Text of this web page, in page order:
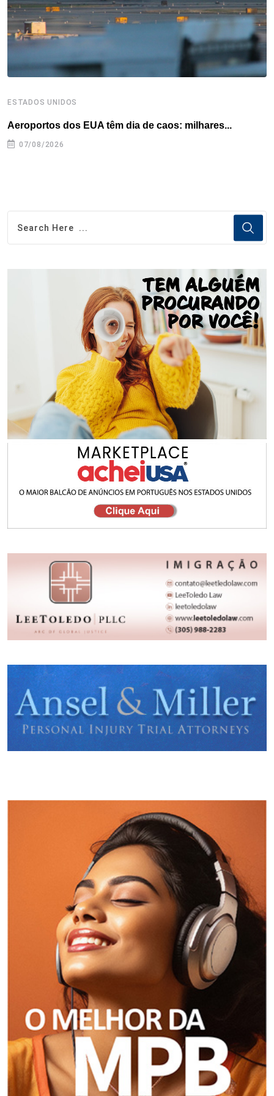
t
ESTADOS UNIDOS
Aeroportos dos EUA têm dia de caos: milhares...
07/08/2026